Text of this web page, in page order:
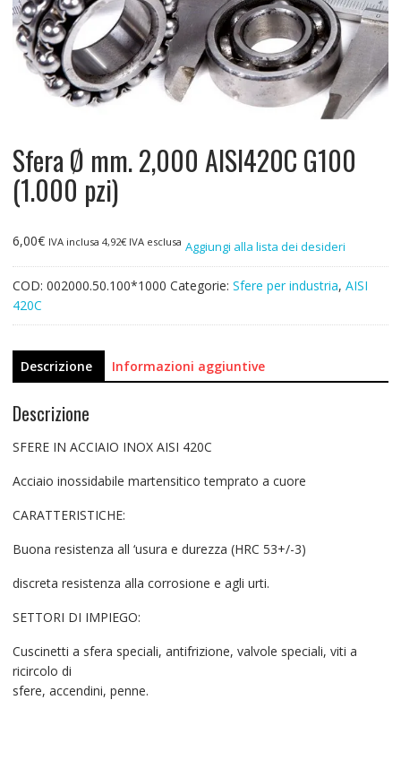
Sfera Ø mm. 2,000 AISI420C G100
(1.000 pzi)
6,00€ IVA inclusa 4,92€IVA esclusa Aggiungi alla lista dei desideri
COD: 002000.50.100*1000 Categorie: Sfere per industria, AISI
420C
Descrizione Informazioni aggiuntive
Descrizione
SFERE IN ACCIAIO INOX AISI 420C
Acciaio inossidabile martensitico temprato a cuore
CARATTERISTICHE:
Buona resistenza all ‘usura e durezza (HRC 53+/-3)
discreta resistenza alla corrosione e agli urti.
SETTORI DI IMPIEGO:
Cuscinetti a sfera speciali, antifrizione, valvole speciali, viti a
ricircolo di
sfere, accendini, penne.